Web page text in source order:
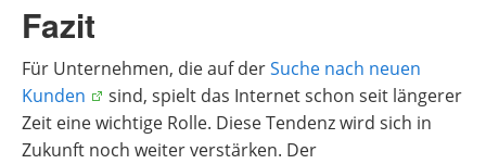
Fazit
Für Unternehmen, die auf derSuche nach neuen
Kunden
sind, spielt das Internet schon seit längerer
Zeit eine wichtige Rolle. Diese Tendenz wird sich in
Zukunft noch weiter verstärken. Der